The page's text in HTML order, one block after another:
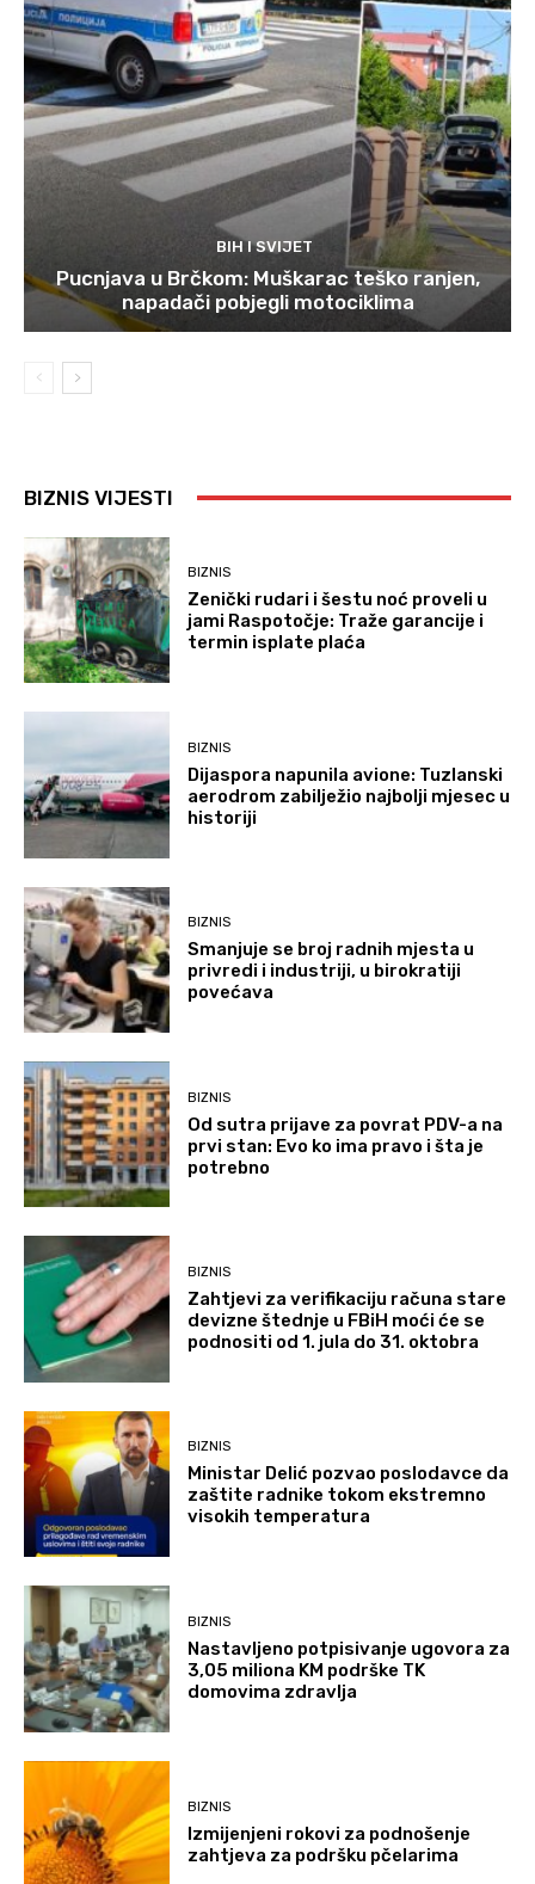
BIH I SVIJET
Pucnjava u Brčkom: Muškarac teško ranjen,
napadači pobjegli motociklima
BIZNIS VIJESTI
BIZNIS
Zenički rudari i šestu noć proveli u
jami Raspotočje: Traže garancije i
termin isplate plaća
BIZNIS
Dijaspora napunila avione: Tuzlanski
aerodrom zabilježio najbolji mjesec u
historiji
BIZNIS
Smanjuje se broj radnih mjesta u
privredi i industriji, u birokratiji
povećava
BIZNIS
Od sutra prijave za povrat PDV-a na
prvi stan: Evo ko ima pravo i šta je
potrebno
BIZNIS
Zahtjevi za verifikaciju računa stare
devizne štednje u FBiH moći će se
podnositi od 1. jula do 31. oktobra
BIZNIS
Ministar Delić pozvao poslodavce da
zaštite radnike tokom ekstremno
visokih temperatura
BIZNIS
Nastavljeno potpisivanje ugovora za
3,05 miliona KM podrške TK
domovima zdravlja
BIZNIS
Izmijenjeni rokovi za podnošenje
zahtjeva za podršku pčelarima